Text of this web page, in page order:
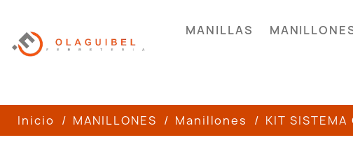
MANILLAS
Inicio MANILLONES Manillones KIT SISTEMA